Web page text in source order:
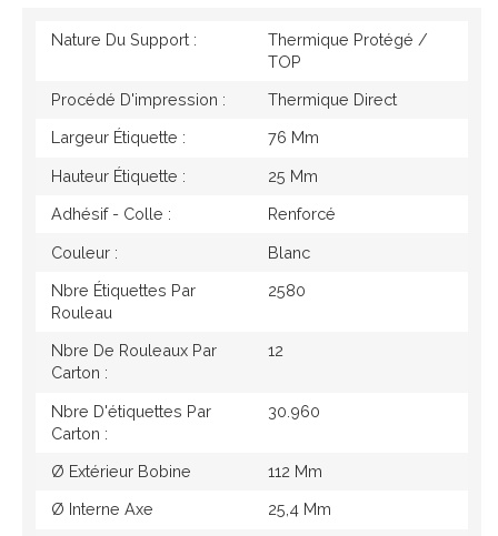
Nature Du Support :
Thermique Protégé /
TOP
Procédé D'impression : Thermique Direct
Largeur Étiquette : 76 Mm
Hauteur Étiquette : 25 Mm
Adhésif - Colle : Renforcé
Couleur : Blanc
Nbre Étiquettes Par
Rouleau
2580
Nbre De Rouleaux Par
Carton :
12
Nbre D'étiquettes Par
Carton :
30.960
Ø Extérieur Bobine 112 Mm
Ø Interne Axe 25,4 Mm